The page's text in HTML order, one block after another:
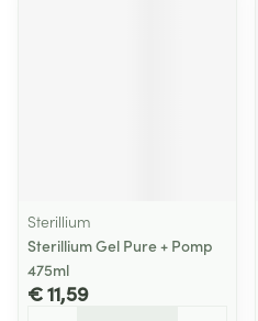
Sterillium
Sterillium Gel Pure + Pomp
475ml
€ 11,59